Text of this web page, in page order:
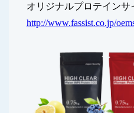
オリジナルプロテインサ
http://www.fassist.co.jp/